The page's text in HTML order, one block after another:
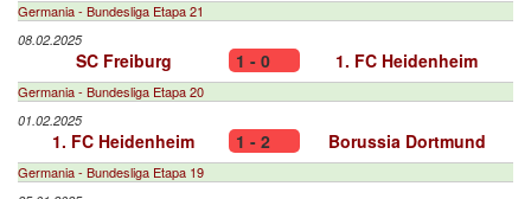
Germania - Bundesliga Etapa 21
08.02.2025
SC Freiburg 1 - 0 1. FC Heidenheim
Germania - Bundesliga Etapa 20
01.02.2025
1. FC Heidenheim 1 - 2 Borussia Dortmund
Germania - Bundesliga Etapa 19